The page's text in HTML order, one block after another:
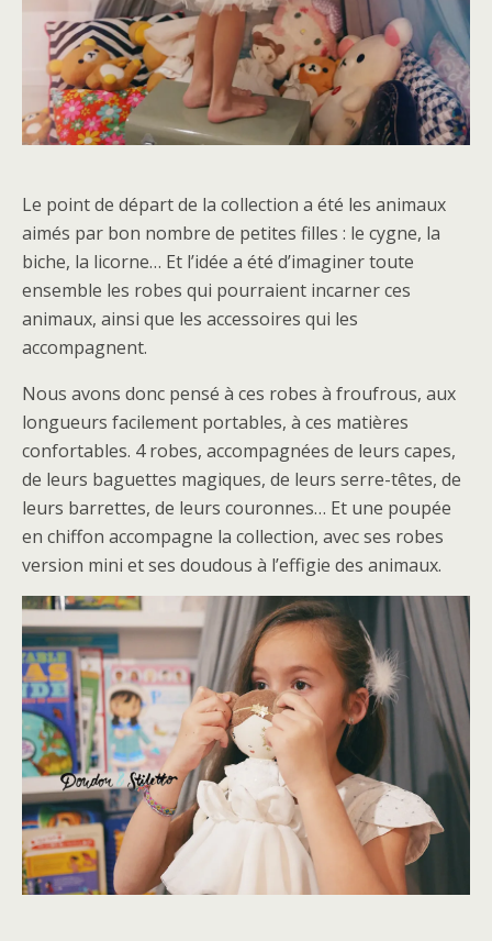
Le point de départ de la collection a été les animaux
aimés par bon nombre de petites filles : le cygne, la
biche, la licorne… Et l’idée a été d’imaginer toute
ensemble les robes qui pourraient incarner ces
animaux, ainsi que les accessoires qui les
accompagnent.
Nous avons donc pensé à ces robes à froufrous, aux
longueurs facilement portables, à ces matières
confortables. 4 robes, accompagnées de leurs capes,
de leurs baguettes magiques, de leurs serre-têtes, de
leurs barrettes, de leurs couronnes… Et une poupée
en chiffon accompagne la collection, avec ses robes
version mini et ses doudous à l’effigie des animaux.